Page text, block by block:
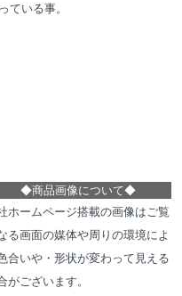
ている事。
◆商品画像について◆
ホームページ搭載の画像はご覧
る画面の媒体や周りの環境によ
合いや・形状が変わって見える
がございます。